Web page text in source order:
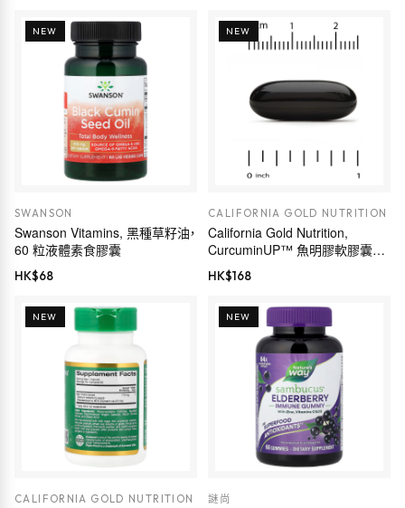
NEW
SWANSON
Swanson Vitamins, 黑種草籽油，
60 粒液體素食膠囊
HK$68
NEW
CALIFORNIA GOLD NUTRITION
California Gold Nutrition,
CurcuminUP™ 魚明膠軟膠囊，
含 Omega-3 姜黃素複合物、黑種
草籽油、乳香和生姜，30 粒
HK$168
NEW
CALIFORNIA GOLD NUTRITION
NEW
謎尚